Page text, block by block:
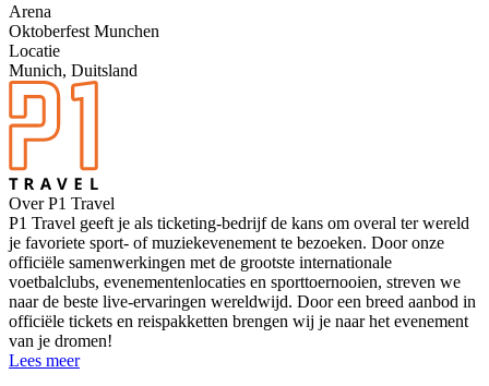
Arena
Oktoberfest Munchen
Locatie
Munich, Duitsland
Over P1 Travel
P1 Travel geeft je als ticketing-bedrijf de kans om overal ter wereld
je favoriete sport- of muziekevenement te bezoeken. Door onze
officiële samenwerkingen met de grootste internationale
voetbalclubs, evenementenlocaties en sporttoernooien, streven we
naar de beste live-ervaringen wereldwijd. Door een breed aanbod in
officiële tickets en reispakketten brengen wij je naar het evenement
van je dromen!
Lees meer